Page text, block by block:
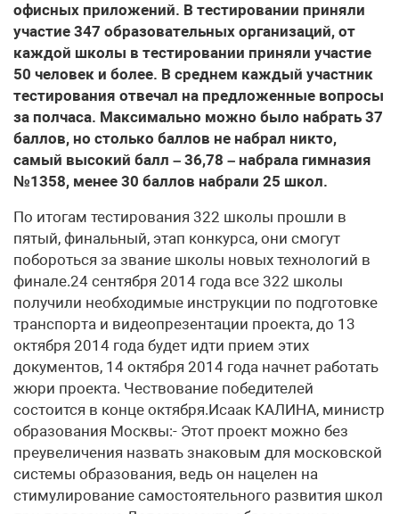
офисных приложений. В тестировании приняли
участие 347 образовательных организаций, от
каждой школы в тестировании приняли участие
50 человек и более. В среднем каждый участник
тестирования отвечал на предложенные вопросы
за полчаса. Максимально можно было набрать 37
баллов, но столько баллов не набрал никто,
самый высокий балл – 36,78 – набрала гимназия
№1358, менее 30 баллов набрали 25 школ.
По итогам тестирования 322 школы прошли в
пятый, финальный, этап конкурса, они смогут
побороться за звание школы новых технологий в
финале.24 сентября 2014 года все 322 школы
получили необходимые инструкции по подготовке
транспорта и видеопрезентации проекта, до 13
октября 2014 года будет идти прием этих
документов, 14 октября 2014 года начнет работать
жюри проекта. Чествование победителей
состоится в конце октября.Исаак КАЛИНА, министр
образования Москвы:- Этот проект можно без
преувеличения назвать знаковым для московской
системы образования, ведь он нацелен на
стимулирование самостоятельного развития школ